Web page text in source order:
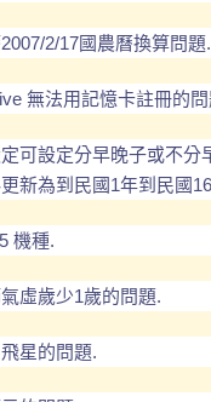
2/17國農曆換算問題.
無法用記憶卡註冊的問
可設定分早晚子或不分
新為到民國1年到民國
機種.
虛歲少1歲的問題.
星的問題.